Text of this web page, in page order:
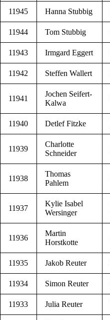
11945 Han­na Stubbig
11944 Tom Stubbig
11943 Irm­gard Eggert
11942 Stef­fen Wallert
11941
Jochen Seifert-
Kalwa
11940 Detlef Fitzke
11939
Char­lot­te
Schneider
11938
Tho­mas
Pahlem
11937
Kylie Isa­bel
Wersinger
11936
Mar­tin
Horstkotte
11935 Jakob Reuter
11934 Simon Reuter
11933 Julia Reuter